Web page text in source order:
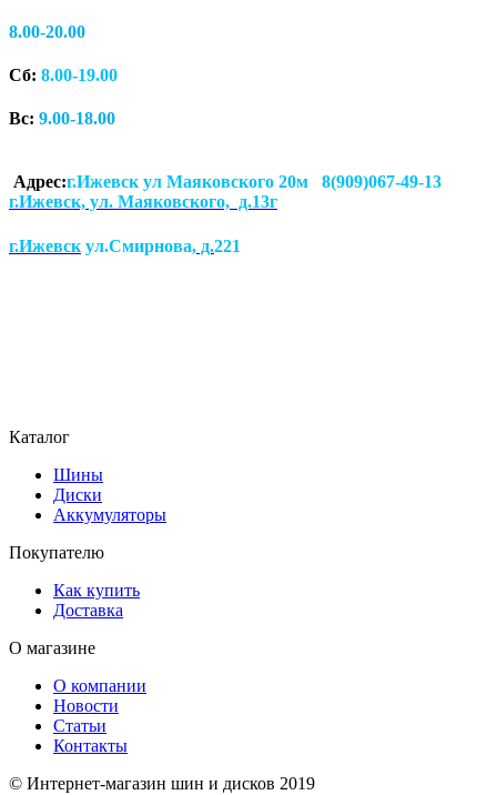
8.00-20.00
Сб: 8.00-19.00
Вс: 9.00-18.00
Адрес:г.Ижевск ул Маяковского 20м 8(909)067-49-13
г.Ижевск, ул. Маяковского, д.13г
г.Ижевск ул.Смирнова, д.221
Каталог
Шины
Диски
Аккумуляторы
Покупателю
Как купить
Доставка
О магазине
О компании
Новости
Статьи
Контакты
© Интернет-магазин шин и дисков 2019